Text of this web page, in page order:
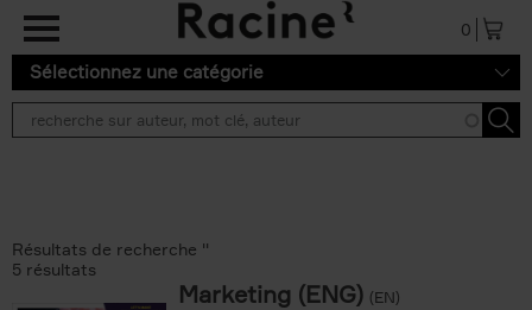
Aller au contenu principal
0
Sélectionnez une catégorie
Résultats de recherche ''
5 résultats
Marketing (ENG) (EN)